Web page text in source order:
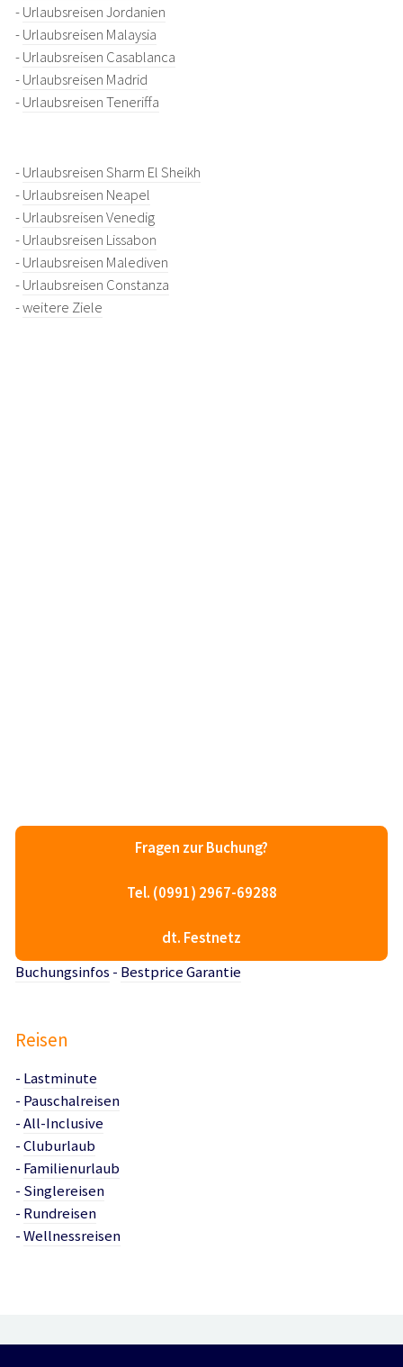
-Urlaubsreisen Jordanien
-Urlaubsreisen Malaysia
-Urlaubsreisen Casablanca
-Urlaubsreisen Madrid
-Urlaubsreisen Teneriffa
-Urlaubsreisen Sharm El Sheikh
-Urlaubsreisen Neapel
-Urlaubsreisen Venedig
-Urlaubsreisen Lissabon
-Urlaubsreisen Malediven
-Urlaubsreisen Constanza
-weitere Ziele
Fragen zur Buchung?
Tel. (0991) 2967-69288
dt. Festnetz
Buchungsinfos - Bestprice Garantie
Reisen
- Lastminute
- Pauschalreisen
-All-Inclusive
-Cluburlaub
- Familienurlaub
- Singlereisen
- Rundreisen
-Wellnessreisen